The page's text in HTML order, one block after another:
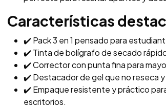
Características
✔️ Pack 3 en 1 pensado para
✔️ Tinta de bolígrafo de secado
✔️ Corrector con punta fina para
✔️ Destacador de gel que no reseca
✔️ Empaque resistente y práctico
escritorios.